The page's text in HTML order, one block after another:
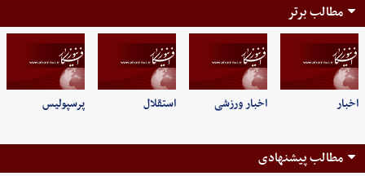
مطالب برتر
اخبار اخبار ورزشی استقلال پرسپولیس
مطالب پیشنهادی